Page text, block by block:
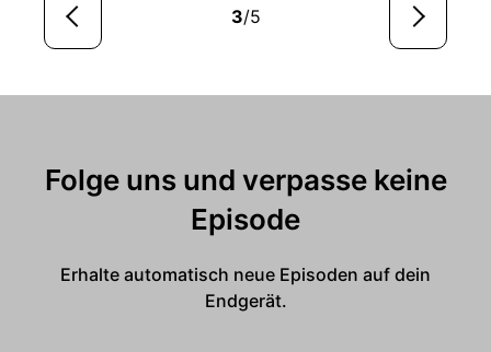
3/5
Folge uns und verpasse keine
Episode
Erhalte automatisch neue Episoden auf dein
Endgerät.